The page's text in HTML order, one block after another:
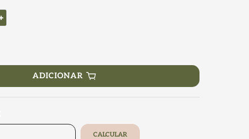
ADICIONAR
CALCULAR